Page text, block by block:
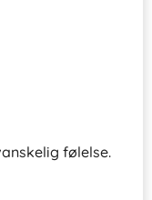
følelse.